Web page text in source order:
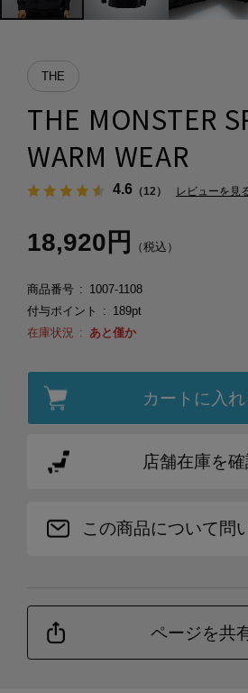
THE
THE MONSTER
WARM WEAR
4.6（12） レビューを見
18,920円 （税込）
商品番号
1007-1108
付与ポイント
189pt
在庫状況
あと僅か
カートに入れ
店舗在庫を
この商品について問
ページを共